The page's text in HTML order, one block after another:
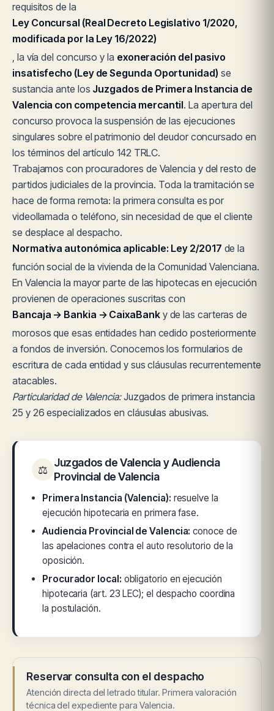
requisitos de la
Ley Concursal (Real Decreto Legislativo 1/2020,
modificada por la Ley 16/2022)
, la vía del concurso y la exoneración del pasivo
insatisfecho (Ley de Segunda Oportunidad) se
sustancia ante los Juzgados de Primera Instancia de
Valencia con competencia mercantil. La apertura del
concurso provoca la suspensión de las ejecuciones
singulares sobre el patrimonio del deudor concursado en
los términos del artículo 142 TRLC.
Trabajamos con procuradores de Valencia y del resto de
partidos judiciales de la provincia. Toda la tramitación se
hace de forma remota: la primera consulta es por
videollamada o teléfono, sin necesidad de que el cliente
se desplace al despacho.
Normativa autonómica aplicable: Ley 2/2017 de la
función social de la vivienda de la Comunidad Valenciana.
En Valencia la mayor parte de las hipotecas en ejecución
provienen de operaciones suscritas con
Bancaja → Bankia → CaixaBanky de las carteras de
morosos que esas entidades han cedido posteriormente
a fondos de inversión. Conocemos los formularios de
escritura de cada entidad y sus cláusulas recurrentemente
atacables.
Particularidad de Valencia:Juzgados de primera instancia
25 y 26 especializados en cláusulas abusivas.
⚖
Juzgados de Valencia y Audiencia
Provincial de Valencia
Primera Instancia (Valencia): resuelve la
ejecución hipotecaria en primera fase.
Audiencia Provincial de Valencia: conoce de
las apelaciones contra el auto resolutorio de la
oposición.
Procurador local: obligatorio en ejecución
hipotecaria (art. 23 LEC); el despacho coordina
la postulación.
Reservar consulta con el despacho
Atención directa del letrado titular. Primera valoración
técnica del expediente para Valencia.